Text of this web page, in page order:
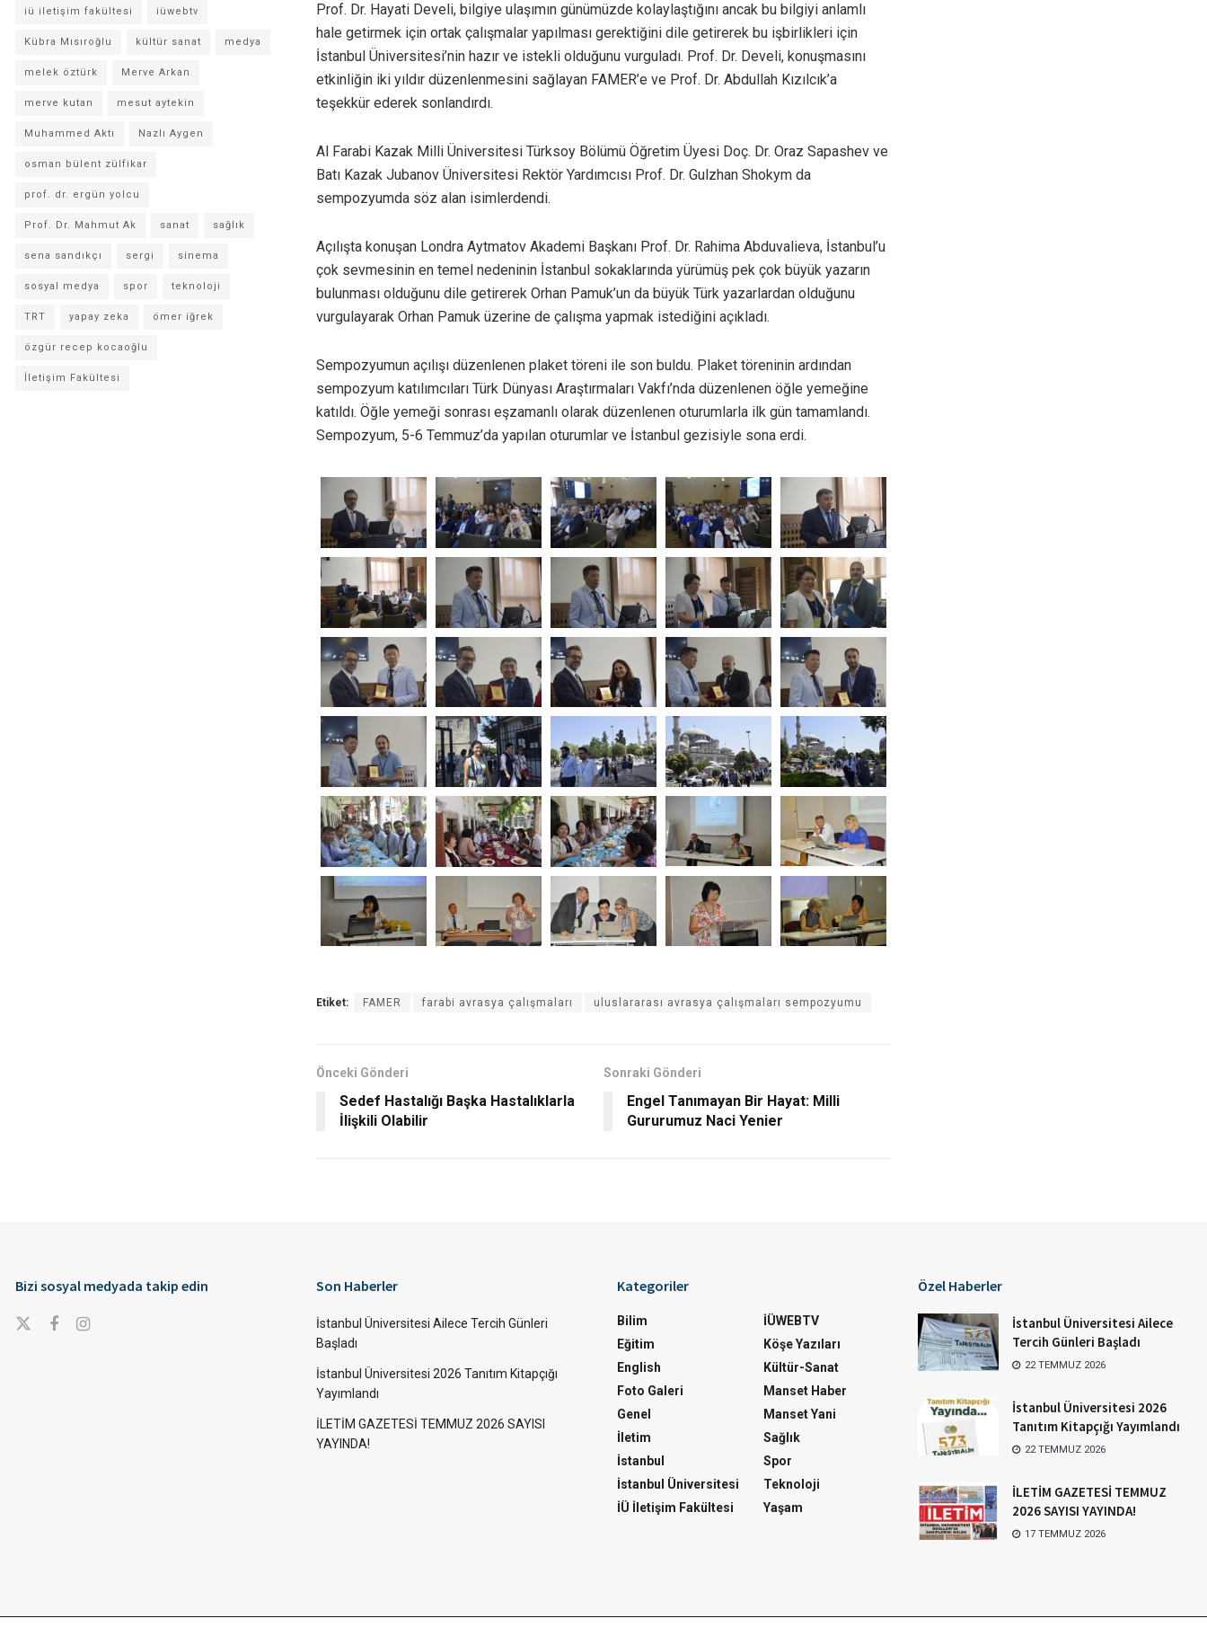
Prof. Dr. Hayati Develi, bilgiye ulaşımın günümüzde kolaylaştığını ancak bu bilgiyi anlamlı
hale getirmek için ortak çalışmalar yapılması gerektiğini dile getirerek bu işbirlikleri için
İstanbul Üniversitesi’nin hazır ve istekli olduğunu vurguladı. Prof. Dr. Develi, konuşmasını
etkinliğin iki yıldır düzenlenmesini sağlayan FAMER’e ve Prof. Dr. Abdullah Kızılcık’a
teşekkür ederek sonlandırdı.
Al Farabi Kazak Milli Üniversitesi Türksoy Bölümü Öğretim Üyesi Doç. Dr. Oraz Sapashev ve
Batı Kazak Jubanov Üniversitesi Rektör Yardımcısı Prof. Dr. Gulzhan Shokym da
sempozyumda söz alan isimlerdendi.
Açılışta konuşan Londra Aytmatov Akademi Başkanı Prof. Dr. Rahima Abduvalieva, İstanbul’u
çok sevmesinin en temel nedeninin İstanbul sokaklarında yürümüş pek çok büyük yazarın
bulunması olduğunu dile getirerek Orhan Pamuk’un da büyük Türk yazarlardan olduğunu
vurgulayarak Orhan Pamuk üzerine de çalışma yapmak istediğini açıkladı.
Sempozyumun açılışı düzenlenen plaket töreni ile son buldu. Plaket töreninin ardından
sempozyum katılımcıları Türk Dünyası Araştırmaları Vakfı’nda düzenlenen öğle yemeğine
katıldı. Öğle yemeği sonrası eşzamanlı olarak düzenlenen oturumlarla ilk gün tamamlandı.
Sempozyum, 5-6 Temmuz’da yapılan oturumlar ve İstanbul gezisiyle sona erdi.
Etiket: FAMER farabi avrasya çalışmaları uluslararası avrasya çalışmaları sempozyumu
Önceki Gönderi
Sedef Hastalığı Başka Hastalıklarla
İlişkili Olabilir
Sonraki Gönderi
Engel Tanımayan Bir Hayat: Milli
Gururumuz Naci Yenier
iü iletişim fakültesi iüwebtv
Kübra Mısıroğlu kültür sanat medya
melek öztürk Merve Arkan
merve kutan mesut aytekin
Muhammed Aktı Nazlı Aygen
osman bülent zülfikar
prof. dr. ergün yolcu
Prof. Dr. Mahmut Ak sanat sağlık
sena sandıkçı sergi sinema
sosyal medya spor teknoloji
TRT yapay zeka ömer iğrek
özgür recep kocaoğlu
İletişim Fakültesi
Bizi sosyal medyada takip edin Son Haberler
İstanbul Üniversitesi Ailece Tercih Günleri
Başladı
İstanbul Üniversitesi 2026 Tanıtım Kitapçığı
Yayımlandı
İLETİM GAZETESİ TEMMUZ 2026 SAYISI
YAYINDA!
Kategoriler
Bilim
Eğitim
English
Foto Galeri
Genel
İletim
İstanbul
İstanbul Üniversitesi
İÜ İletişim Fakültesi
İÜWEBTV
Köşe Yazıları
Kültür-Sanat
Manset Haber
Manset Yani
Sağlık
Spor
Teknoloji
Yaşam
Özel Haberler
İstanbul Üniversitesi Ailece
Tercih Günleri Başladı
22 TEMMUZ 2026
İstanbul Üniversitesi 2026
Tanıtım Kitapçığı Yayımlandı
22 TEMMUZ 2026
İLETİM GAZETESİ TEMMUZ
2026 SAYISI YAYINDA!
17 TEMMUZ 2026